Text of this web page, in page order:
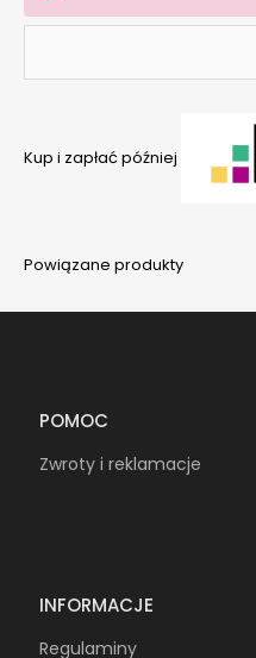
Kup i zapłać później
Powiązane produkty
POMOC
Zwroty i reklamacje
INFORMACJE
Regulaminy